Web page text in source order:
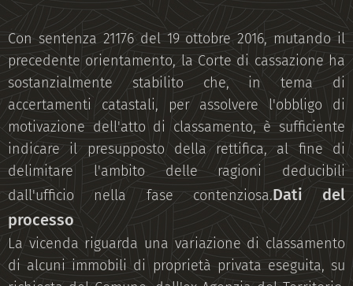
Con sentenza 21176 del 19 ottobre 2016, mutando il
precedente orientamento, la Corte di cassazione ha
sostanzialmente stabilito che, in tema di
accertamenti catastali, per assolvere l'obbligo di
motivazione dell'atto di classamento, è sufficiente
indicare il presupposto della rettifica, al fine di
delimitare l'ambito delle ragioni deducibili
dall'ufficio nella fase contenziosa.Dati del
processo
La vicenda riguarda una variazione di classamento
di alcuni immobili di proprietà privata eseguita, su